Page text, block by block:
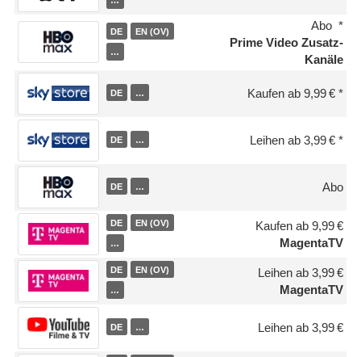
DE EN (OV)
…
Abo
Prime Video Zusatz-
Kanäle
DE … Kaufen ab 9,99 €
DE … Leihen ab 3,99 €
DE … Abo
DE EN (OV)
…
Kaufen ab 9,99 €
MagentaTV
DE EN (OV)
…
Leihen ab 3,99 €
MagentaTV
DE … Leihen ab 3,99 €